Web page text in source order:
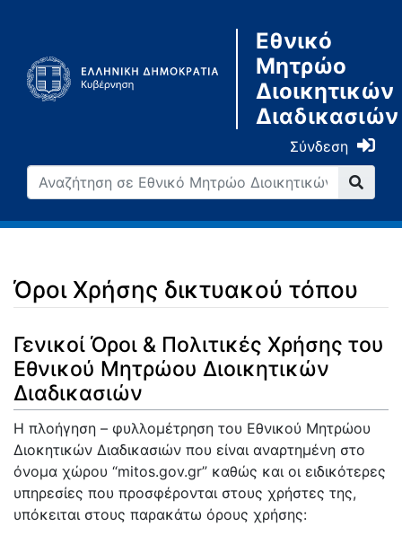
Εθνικό
Μητρώο
Διοικητικών
Διαδικασιών
Σύνδεση
Όροι Χρήσης δικτυακού τόπου
Μετάβαση σε: πλοήγηση αναζήτηση
Γενικοί Όροι & Πολιτικές Χρήσης του
Εθνικού Μητρώου Διοικητικών
Διαδικασιών
Η πλοήγηση – φυλλομέτρηση του Εθνικού Μητρώου
Διοκητικών Διαδικασιών που είναι αναρτημένη στο
όνομα χώρου “mitos.gov.gr” καθώς και οι ειδικότερες
υπηρεσίες που προσφέρονται στους χρήστες της,
υπόκειται στους παρακάτω όρους χρήσης: